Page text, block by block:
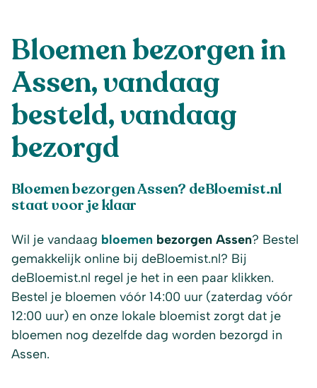
Bloemen bezorgen in
Assen, vandaag
besteld, vandaag
bezorgd
Bloemen bezorgen Assen? deBloemist.nl
staat voor je klaar
Wil je vandaag bloemen bezorgen Assen? Bestel
gemakkelijk online bij deBloemist.nl? Bij
deBloemist.nl regel je het in een paar klikken.
Bestel je bloemen vóór 14:00 uur (zaterdag vóór
12:00 uur) en onze lokale bloemist zorgt dat je
bloemen nog dezelfde dag worden bezorgd in
Assen.